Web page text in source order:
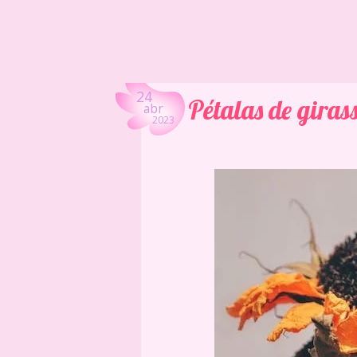
24abr
2023 Pétalas de